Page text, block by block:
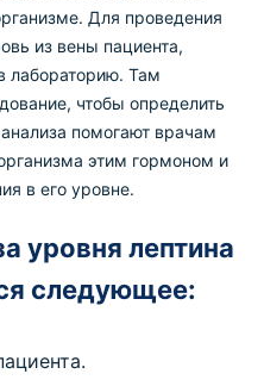
Для проведения
из вены пациента,
лабораторию. Там
чтобы определить
помогают врачам
этим гормоном и
в его уровне.
уровня лептина
следующее: